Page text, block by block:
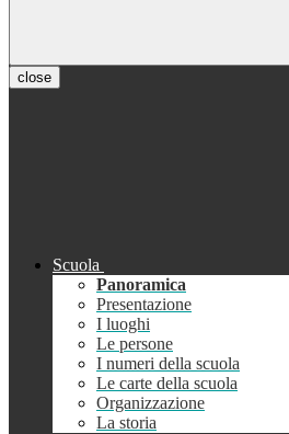
close
Scuola
Panoramica
Presentazione
I luoghi
Le persone
I numeri della scuola
Le carte della scuola
Organizzazione
La storia